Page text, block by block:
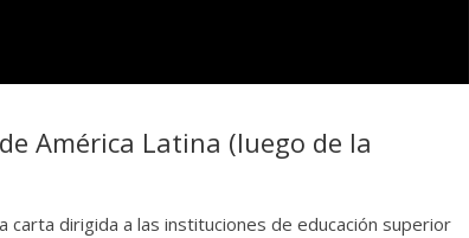
América Latina (luego de la
carta dirigida a las instituciones de educación superior